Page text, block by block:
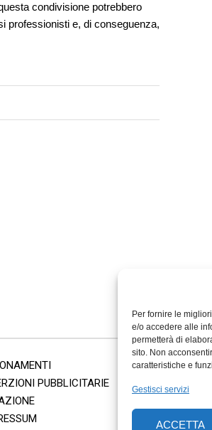
Per fornire le
e/o accedere alle
permetterà di
sito. Non
caratteristiche e
Gestisci servizi
ACCETTA
condivisione potrebbero
professionisti e, di conseguenza,
PUBBLICITARIE